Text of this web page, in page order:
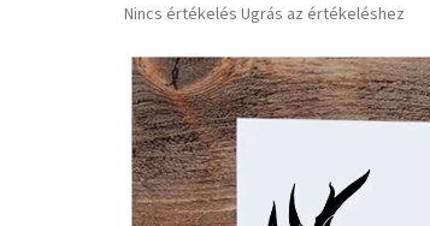
A
átlagos
értékelése
5-
ből
0,0
csillag.
Nincs értékelés Ugrás az értékeléshez